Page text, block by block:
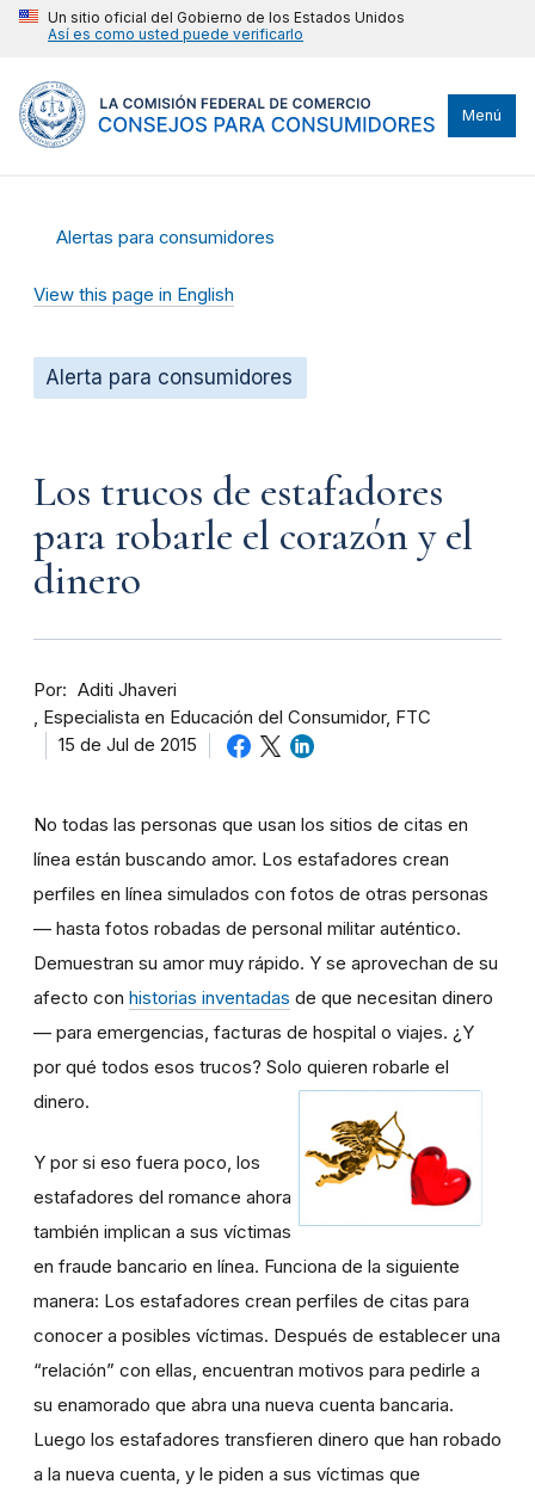
Un sitio oficial del Gobierno de los Estados Unidos
Así es como usted puede verificarlo
Menú
Alertas para consumidores
View this page in English
Alerta para consumidores
Los trucos de estafadores
para robarle el corazón y el
dinero
Por
Aditi Jhaveri
Especialista en Educación del Consumidor, FTC
15 de Jul de 2015
No todas las personas que usan los sitios de citas en
línea están buscando amor. Los estafadores crean
perfiles en línea simulados con fotos de otras personas
— hasta fotos robadas de personal militar auténtico.
Demuestran su amor muy rápido. Y se aprovechan de su
afecto con historias inventadas de que necesitan dinero
— para emergencias, facturas de hospital o viajes. ¿Y
por qué todos esos trucos? Solo quieren robarle el
dinero.
Y por si eso fuera poco, los
estafadores del romance ahora
también implican a sus víctimas
en fraude bancario en línea. Funciona de la siguiente
manera: Los estafadores crean perfiles de citas para
conocer a posibles víctimas. Después de establecer una
“relación” con ellas, encuentran motivos para pedirle a
su enamorado que abra una nueva cuenta bancaria.
Luego los estafadores transfieren dinero que han robado
a la nueva cuenta, y le piden a sus víctimas que